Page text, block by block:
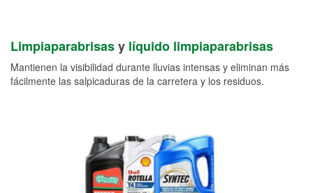
Limpiaparabrisasy líquido limpiaparabrisas
Mantienen la visibilidad durante lluvias intensas y eliminan más
fácilmente las salpicaduras de la carretera y los residuos.